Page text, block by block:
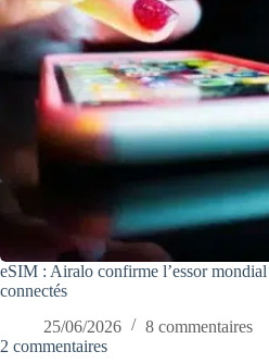
eSIM : Airalo confirme l’essor
connectés
25/06/2026
8 commentaires
2 commentaires